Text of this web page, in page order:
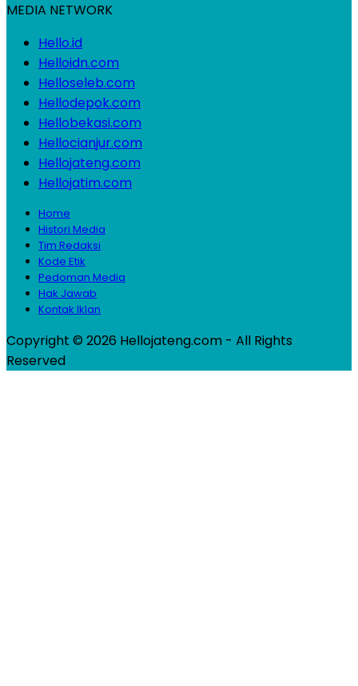
MEDIA NETWORK
Hello.id
Helloidn.com
Helloseleb.com
Hellodepok.com
Hellobekasi.com
Hellocianjur.com
Hellojateng.com
Hellojatim.com
Home
Histori Media
Tim Redaksi
Kode Etik
Pedoman Media
Hak Jawab
Kontak Iklan
Copyright © 2026 Hellojateng.com - All Rights
Reserved